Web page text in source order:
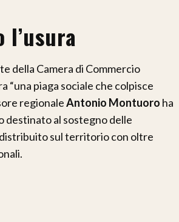
della Camera di Commercio
“una piaga sociale che colpisce
regionaleAntonio Montuoro ha
destinato al sostegno delle
sul territorio con oltre